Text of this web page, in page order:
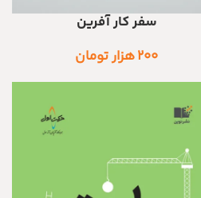
سفر کار آفرین
۲۰۰هزار تومان